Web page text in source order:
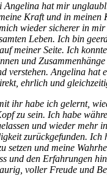
Angelina hat mir
Kraft und in meinen
wieder sicherer in
Leben. Ich bin
meiner Seite. Ich
und
verstehen. Angelina hat
ehrlich und
ihr habe ich gelernt,
zu sein. Ich habe
und wieder mehr
zurückgefunden. Ich
setzen und meine
und den Erfahrungen
voller Freude und